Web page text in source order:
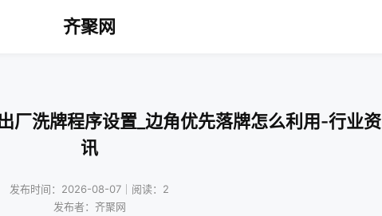
齐聚网
厂洗牌程序设置_边角优先落牌怎么利用-行业资
讯
发布时间：2026-08-07｜阅读：2
发布者：齐聚网